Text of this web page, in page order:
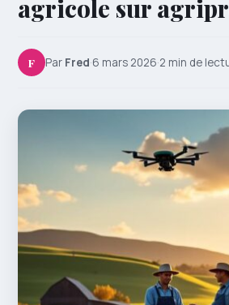
agricole sur
F Par Fred·6 mars 2026·2 min de